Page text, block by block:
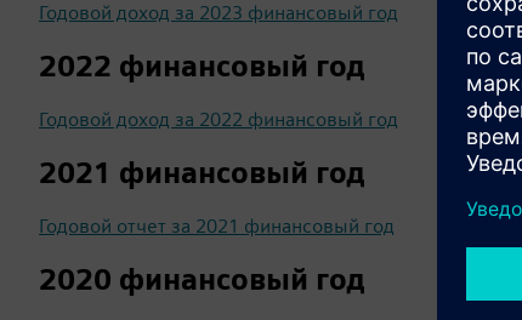
Годовой доход за 2023 финансовый год
2022 финансовый год
Годовой доход за 2022 финансовый год
2021 финансовый год
Годовой отчет за 2021 финансовый год
2020 финансовый год